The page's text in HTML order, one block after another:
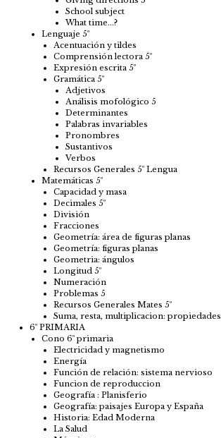
School subject
What time…?
Lenguaje 5º
Acentuación y tildes
Comprensión lectora 5º
Expresión escrita 5º
Gramática 5º
Adjetivos
Análisis mofológico 5
Determinantes
Palabras invariables
Pronombres
Sustantivos
Verbos
Recursos Generales 5º Lengua
Matemáticas 5º
Capacidad y masa
Decimales 5º
División
Fracciones
Geometría: área de figuras planas
Geometría: figuras planas
Geometria: ángulos
Longitud 5º
Numeración
Problemas 5
Recursos Generales Mates 5º
Suma, resta, multiplicacion: propiedades
6º PRIMARIA
Cono 6º primaria
Electricidad y magnetismo
Energía
Función de relación: sistema nervioso
Funcion de reproduccion
Geografía : Planisferio
Geografía: paisajes Europa y España
Historia: Edad Moderna
La Salud